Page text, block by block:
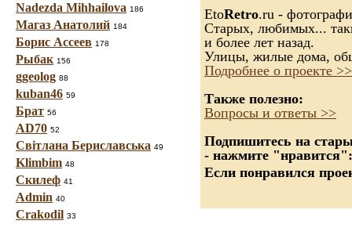
Nadezda Mihhailova 186
Магаз Анатолий 184
Борис Ассеев 178
Рыбак 156
ggeolog 88
kuban46 59
Брат 56
AD70 52
Світлана Бериславська 49
Klimbim 48
Скилеф 41
Admin 40
Crakodil 33
EtoRetro.ru -
Старых, любимых...
и более лет назад.
Улицы, жилые дома,
Подробнее о проекте >>
Также полезно:
Вопросы и ответы >>
Подпишитесь на
- нажмите "нравится":
Если понравился